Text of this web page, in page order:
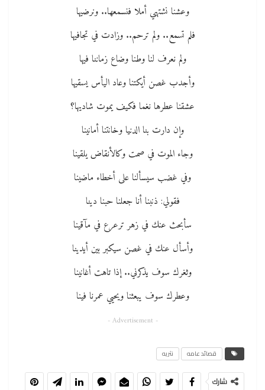
وعشنا نشتهي أملا فنسمعها.. ونرضيها
فلم تسمع.. ولم ترحم.. وزادت في تجافيها
ولم نعرف لنا وطنا وضاع زماننا فيها
وأجدب غصن أيكتنا وعاد اليأس يسقيها
عشقنا عطرها نغما فكيف يموت شاديها؟
وإن دارت بنا الدنيا وخانتنا أمانينا
وجاء الموت في صمت وكالأنقاض يلقينا
وفي غضب سيسألنا على أخطاء ماضينا
فقولي: ذنبنا أنا جعلنا حبنا دينا
سأبحث عنك في زهر ترعرع في مآقينا
وأسأل عنك في غصن سيكبر بين أيدينا
وثغرك سوف يذكرني.. إذا تاهت أغانينا
وعطرك سوف يبعثنا ويحيي عمرنا فينا
- Advertisement -
قصائد عامه نثريه
شارك